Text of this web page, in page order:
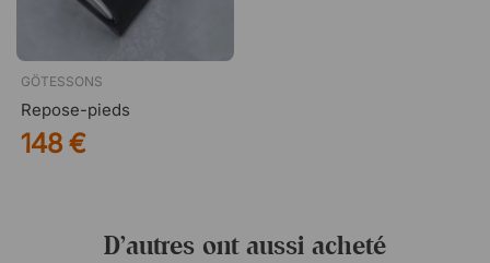
GÖTESSONS
Repose-pieds
148 €
D’autres ont aussi acheté